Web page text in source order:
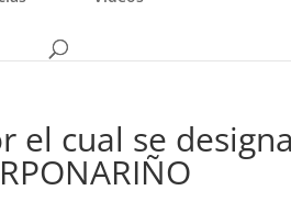
el cual se designa